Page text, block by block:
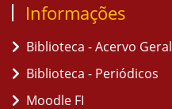
Informações
Biblioteca - Acervo Geral
Biblioteca - Periódicos
Moodle FI